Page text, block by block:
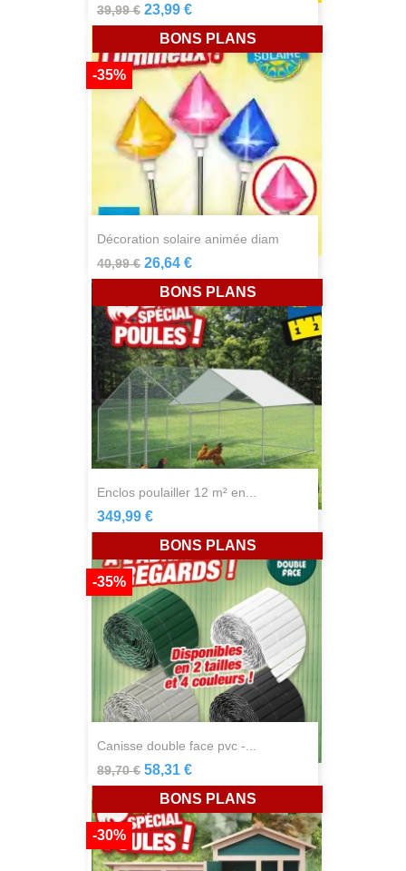
39,99 € 23,99 €
décoration solaire animée diam
40,99 €
-35%
26,64 €
BONS PLANS
enclos poulailler 12 m² en...
349,99 €
BONS PLANS
canisse double face pvc -...
89,70 €
-35%
58,31 €
BONS PLANS
-30%
BONS PLANS